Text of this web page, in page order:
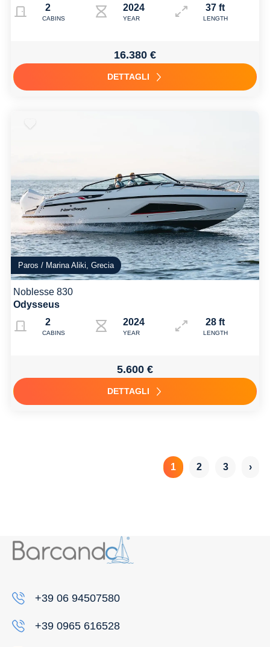
2
CABINS
2024
YEAR
37 ft
LENGTH
16.380 €
DETTAGLI
Paros / Marina Aliki, Grecia
Noblesse 830
Odysseus
2
CABINS
2024
YEAR
28 ft
LENGTH
5.600 €
DETTAGLI
1 2 3 ›
+39 06 94507580
+39 0965 616528